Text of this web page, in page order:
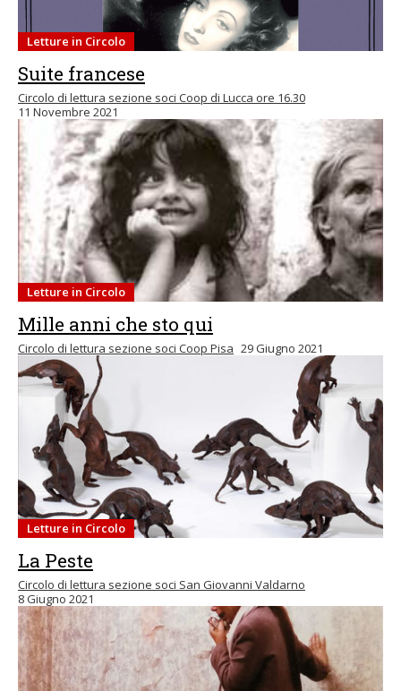
Letture in Circolo
Suite francese
Circolo di lettura sezione soci Coop di Lucca ore 16.30
11 Novembre 2021
Letture in Circolo
Mille anni che sto qui
Circolo di lettura sezione soci Coop Pisa 29 Giugno 2021
Letture in Circolo
La Peste
Circolo di lettura sezione soci San Giovanni Valdarno
8 Giugno 2021